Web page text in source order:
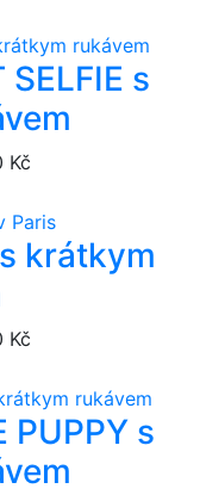
s
Kč
krátkym
Kč
PUPPY s